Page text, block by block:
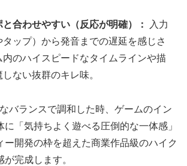
合わせやすい（反応が明確）：
入力
タップ）から発音までの遅延を感じさ
内のハイスピードなタイムラインや描
ない抜群のキレ味。
バランスで調和した時、ゲームのイン
に「気持ちよく遊べる圧倒的な一体感」
ー開発の枠を超えた商業作品級のハイク
完成します。